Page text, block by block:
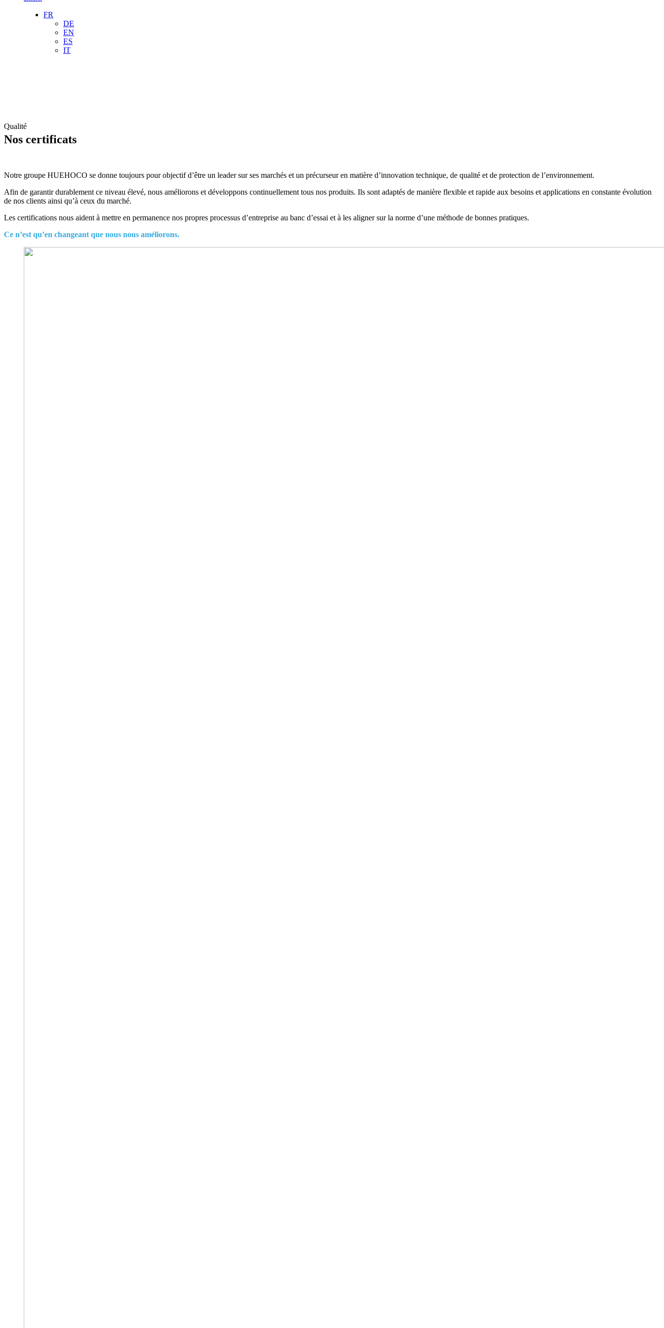
FR
DE
EN
ES
IT
Nos certificats
Qualité
Notre groupe HUEHOCO se donne toujours pour objectif d’être un leader sur ses marchés et un précurseur en matière d’innovation technique, de qualité et de protection de l’environnement.
Afin de garantir durablement ce niveau élevé, nous améliorons et développons continuellement tous nos produits. Ils sont adaptés de manière flexible et rapide aux besoins et applications en constante évolution
de nos clients ainsi qu’à ceux du marché.
Les certifications nous aident à mettre en permanence nos propres processus d’entreprise au banc d’essai et à les aligner sur la norme d’une méthode de bonnes pratiques.
Ce n’est qu’en changeant que nous nous améliorons.